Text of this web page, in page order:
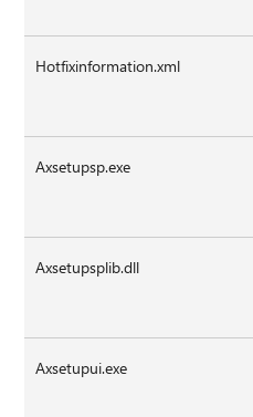
Hotfixinformation.xml
Axsetupsp.exe
Axsetupsplib.dll
Axsetupui.exe